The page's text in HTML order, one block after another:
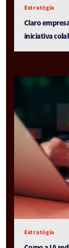
Estratégia
Claro
iniciativa
Estratégia